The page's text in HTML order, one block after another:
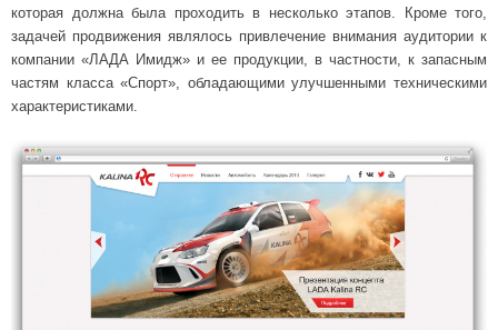
которая должна была проходить в несколько этапов. Кроме того,
задачей продвижения являлось привлечение внимания аудитории к
компании «ЛАДА Имидж» и ее продукции, в частности, к запасным
частям класса «Спорт», обладающими улучшенными техническими
характеристиками.